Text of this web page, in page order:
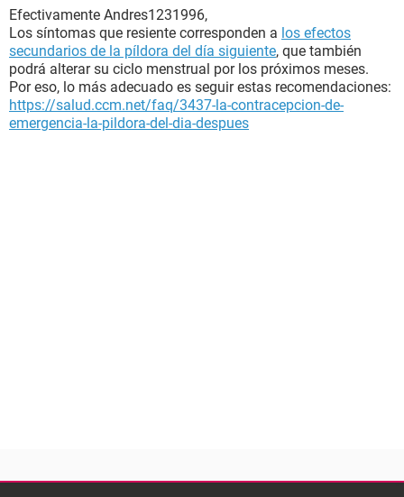
Efectivamente Andres1231996,
Los síntomas que resiente corresponden a los efectos
secundarios de la píldora del día siguiente, que también
podrá alterar su ciclo menstrual por los próximos meses.
Por eso, lo más adecuado es seguir estas recomendaciones:
https://salud.ccm.net/faq/3437-la-contracepcion-de-
emergencia-la-pildora-del-dia-despues